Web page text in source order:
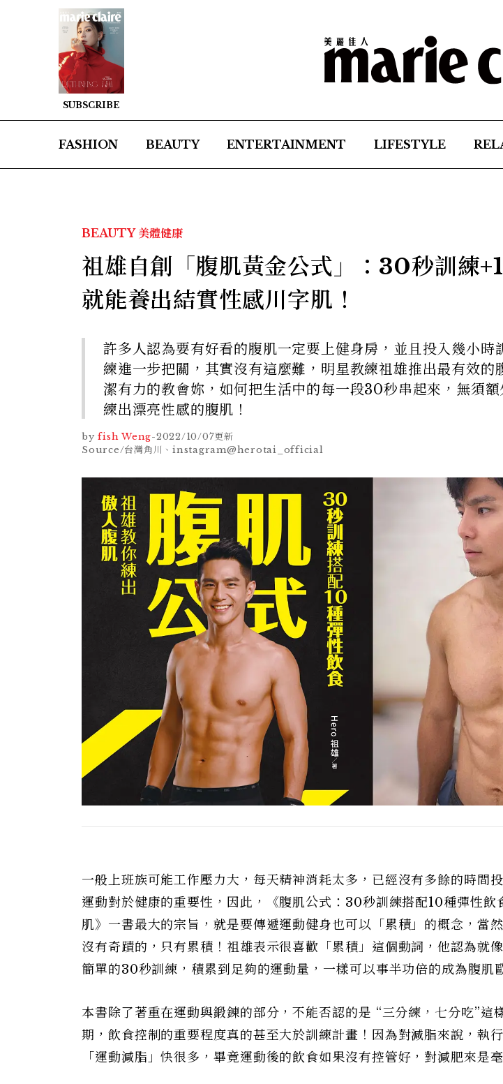
SUBSCRIBE
FASHION BEAUTY ENTERTAINMENT LIFESTYLE
BEAUTY 美體健康
祖雄自創「腹肌黃金公式」：30秒訓練
就能養出結實性感川字肌！
許多人認為要有好看的腹肌一定要上健身房，並且投入幾小時
練進一步把關，其實沒有這麼難，明星教練祖雄推出最有效的
潔有力的教會妳，如何把生活中的每一段30秒串起來，無須
練出漂亮性感的腹肌！
by fish Weng-2022/10/07更新
Source/台灣角川、instagram@herotai_official
一般上班族可能工作壓力大，每天精神消耗太多，已經沒有多餘的時間
運動對於健康的重要性，因此，《腹肌公式：30秒訓練搭配10種彈性飲
肌》一書最大的宗旨，就是要傳遞運動健身也可以「累積」的概念，當
沒有奇蹟的，只有累積！祖雄表示很喜歡「累積」這個動詞，他認為就
簡單的30秒訓練，積累到足夠的運動量，一樣可以事半功倍的成為腹肌
本書除了著重在運動與鍛鍊的部分，不能否認的是 “三分練，七分吃”這
期，飲食控制的重要程度真的甚至大於訓練計畫！因為對減脂來說，執
「運動減脂」快很多，畢竟運動後的飲食如果沒有控管好，對減肥來是毫